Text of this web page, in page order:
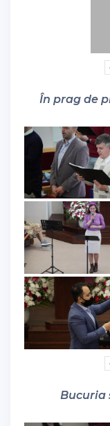
În prag de
Bucuria